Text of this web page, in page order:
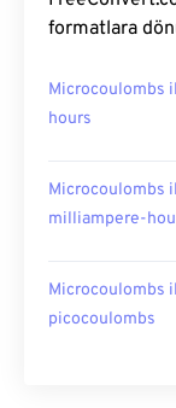
formatlara
Microcoulombs
hours
Microcoulombs
milliampere-
Microcoulombs
picocoulombs